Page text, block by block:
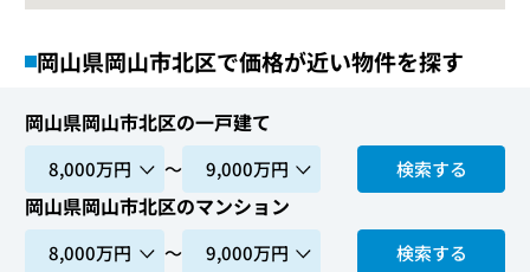
岡山県岡山市北区で価格が近い物件を探す
岡山県岡山市北区の一戸建て
〜 検索する
岡山県岡山市北区のマンション
〜 検索する